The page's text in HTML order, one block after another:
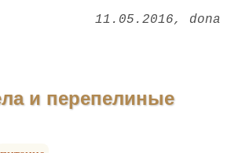
11.05.2016 dona
и перепелиные